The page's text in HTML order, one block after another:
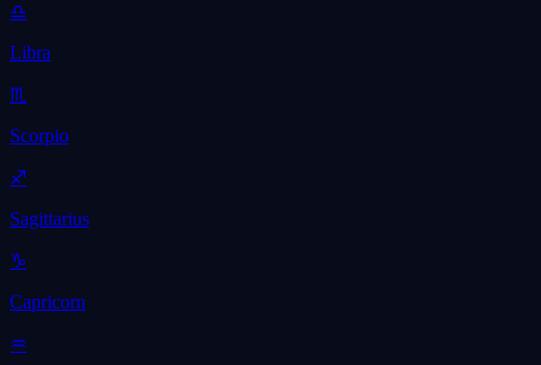
♎
Libra
♏
Scorpio
♐
Sagittarius
♑
Capricorn
♒